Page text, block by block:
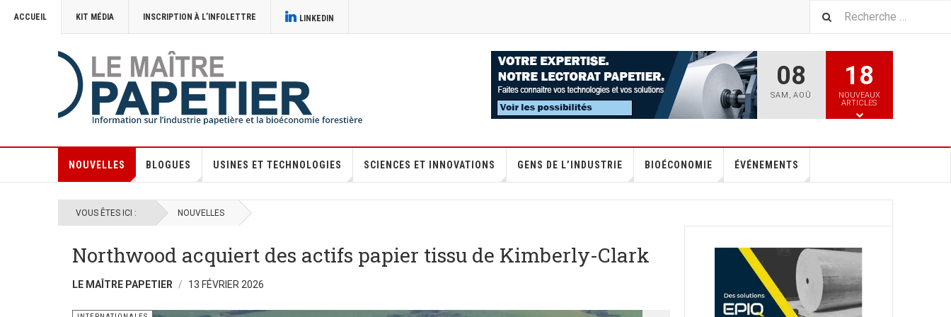
ACCUEIL KIT MÉDIA INSCRIPTION À L’INFOLETTRE LINKEDIN
08
SAM , AOÛ
18
NOUVEAUX
ARTICLES
NOUVELLES BLOGUES USINES ET TECHNOLOGIES SCIENCES ET INNOVATIONS GENS DE L’INDUSTRIE BIOÉCONOMIE ÉVÉNEMENTS
VOUS ÊTES ICI : NOUVELLES
Northwood acquiert des actifs papier tissu de Kimberly-Clark
LE MAÎTRE PAPETIER 13 FÉVRIER 2026